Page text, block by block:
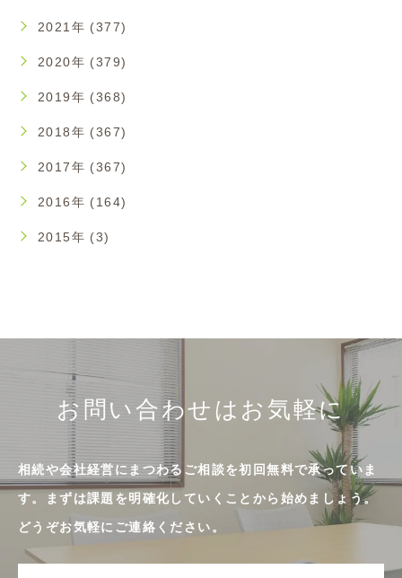
2021年 (377)
2020年 (379)
2019年 (368)
2018年 (367)
2017年 (367)
2016年 (164)
2015年 (3)
お問い合わせはお気軽に
相続や会社経営にまつわるご相談を初回無料で承っていま
す。まずは課題を明確化していくことから始めましょう。
どうぞお気軽にご連絡ください。